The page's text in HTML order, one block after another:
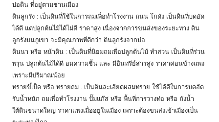
บ่อดิน ที่อยู่ตามชานเมือง
ดินลูกรัง : เป็นดินที่ใช้ในการถมเพื่อทำโรงงาน ถนน โกดัง เป็นดินที่บดอัด
ได้ดี แต่ปลูกต้นไม้ได้ไม่ดี ราคาสูง เนื่องจากการขนส่งของระยะทาง ดิน
ลูกรังบนภูเขา จะมีคุณภาพที่ดีกว่า ดินลูกรังจากบ่อ
ดินนา หรือ หน้าดิน : เป็นดินที่นิยมถมเพื่อปลูกต้นไม้ ทำสวน เป็นดินที่ร่วน
พรุน ปลูกต้นไม้ได้ดี อมความชื้น และ มีอินทรีย์สารสูง ราคาค่อนข้างแพง
เพราะมีปริมาณน้อย
ทรายขึ้เป็ด หรือ ทรายถม : เป็นดินละเอียดผสมทราย ใช้ได้ดีในการบดอัด
รับน้ำหนัก ถมเพี่อทำโรงงาน ปั๊มแก๊ส หรือ พื้นที่การวางท่อ หรือ ถังน้ำ
ใต้ดินขนาดใหญ่ ราคาแพงเมื่ออยู่ในเมือง เพราะต้องขนส่งเข้าเมืองเป็น